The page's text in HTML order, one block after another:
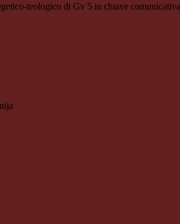
teologico di Gv 5 in chiave comunicativa